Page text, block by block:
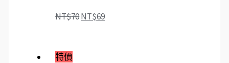
NT$70NT$69
特價